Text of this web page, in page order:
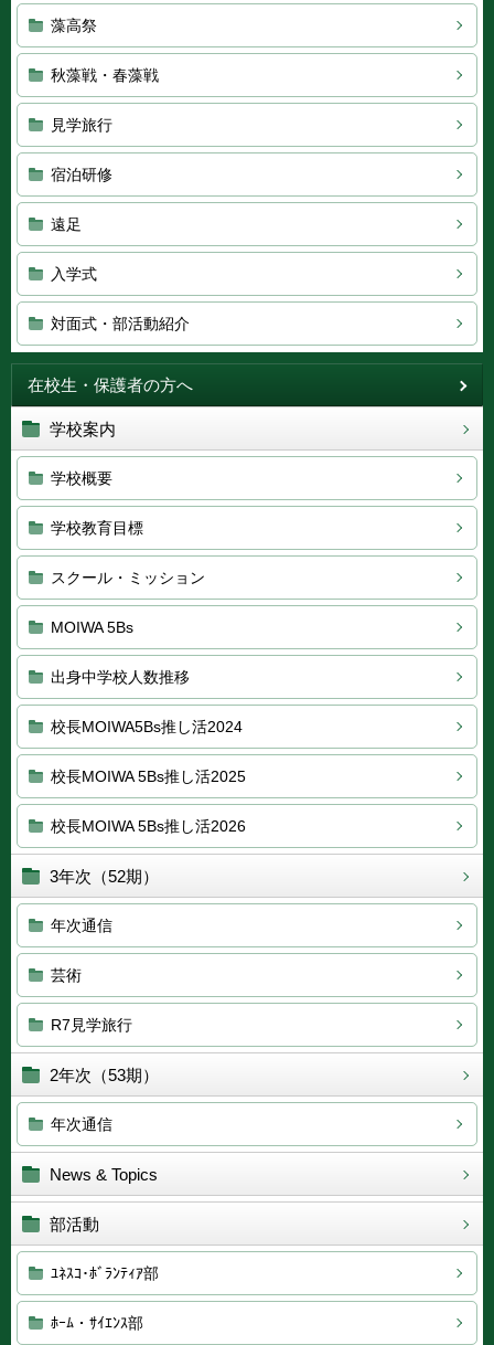
藻高祭
秋藻戦・春藻戦
見学旅行
宿泊研修
遠足
入学式
対面式・部活動紹介
在校生・保護者の方へ
学校案内
学校概要
学校教育目標
スクール・ミッション
MOIWA 5Bs
出身中学校人数推移
校長MOIWA5Bs推し活2024
校長MOIWA 5Bs推し活2025
校長MOIWA 5Bs推し活2026
3年次（52期）
年次通信
芸術
R7見学旅行
2年次（53期）
年次通信
News & Topics
部活動
ﾕﾈｽｺ･ﾎﾞﾗﾝﾃｨｱ部
ﾎｰﾑ・ｻｲｴﾝｽ部